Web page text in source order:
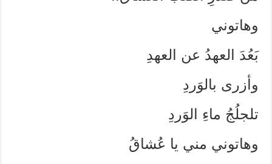
وهاتوني
بَعُدَ العهدُ عن العهدِ
وأزرى بالوَردِ
تلجلُجُ ماءِ الوَردِ
وهاتوني مني يا عُشاقُ